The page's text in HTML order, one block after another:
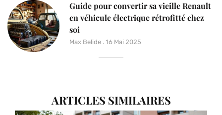
Guide pour convertir sa vieille Renault
en véhicule électrique rétrofitté chez
soi
Max Belide 16 Mai 2025
ARTICLES SIMILAIRES